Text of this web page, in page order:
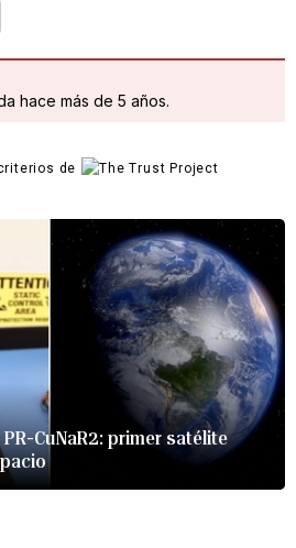
hace más de 5 años.
de
CuNaR2: primer satélite